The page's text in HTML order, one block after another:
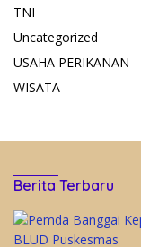
TNI
Uncategorized
USAHA PERIKANAN
WISATA
Berita Terbaru